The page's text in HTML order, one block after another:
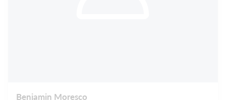
Benjamin Moresco